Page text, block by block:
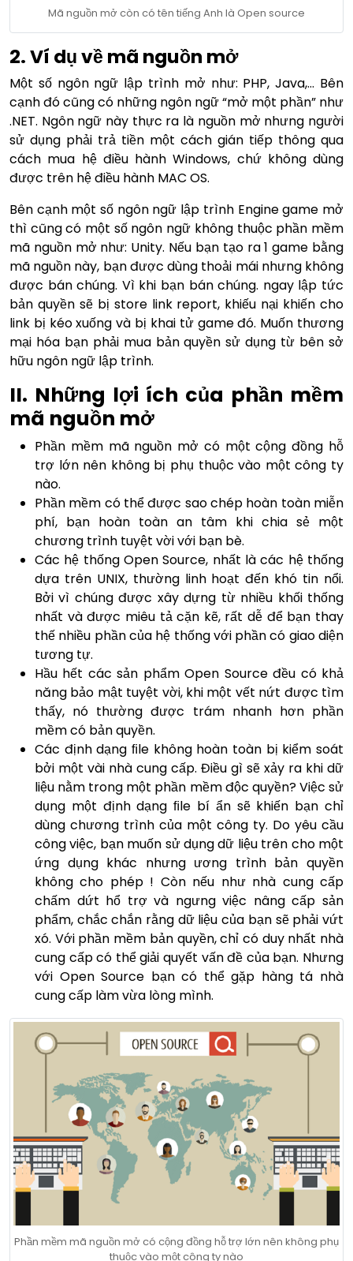
Mã nguồn mở còn có tên tiếng Anh là Open source
2. Ví dụ về mã nguồn mở
Một số ngôn ngữ lập trình mở như: PHP, Java,… Bên
cạnh đó cũng có những ngôn ngữ “mở một phần” như
.NET. Ngôn ngữ này thực ra là nguồn mở nhưng người
sử dụng phải trả tiền một cách gián tiếp thông qua
cách mua hệ điều hành Windows, chứ không dùng
được trên hệ điều hành MAC OS.
Bên cạnh một số ngôn ngữ lập trình Engine game mở
thì cũng có một số ngôn ngữ không thuộc phần mềm
mã nguồn mở như: Unity. Nếu bạn tạo ra 1 game bằng
mã nguồn này, bạn được dùng thoải mái nhưng không
được bán chúng. Vì khi bạn bán chúng. ngay lập tức
bản quyền sẽ bị store link report, khiếu nại khiến cho
link bị kéo xuống và bị khai tử game đó. Muốn thương
mại hóa bạn phải mua bản quyền sử dụng từ bên sở
hữu ngôn ngữ lập trình.
II. Những lợi ích của phần mềm
mã nguồn mở
Phần mềm mã nguồn mở có một cộng đồng hỗ
trợ lớn nên không bị phụ thuộc vào một công ty
nào.
Phần mềm có thể được sao chép hoàn toàn miễn
phí, bạn hoàn toàn an tâm khi chia sẻ một
chương trình tuyệt vời với bạn bè.
Các hệ thống Open Source, nhất là các hệ thống
dựa trên UNIX, thường linh hoạt đến khó tin nổi.
Bởi vì chúng được xây dựng từ nhiều khối thống
nhất và được miêu tả cặn kẽ, rất dễ để bạn thay
thế nhiều phần của hệ thống với phần có giao diện
tương tự.
Hầu hết các sản phẩm Open Source đều có khả
năng bảo mật tuyệt vời, khi một vết nứt được tìm
thấy, nó thường được trám nhanh hơn phần
mềm có bản quyền.
Các định dạng ﬁle không hoàn toàn bị kiểm soát
bởi một vài nhà cung cấp. Điều gì sẽ xảy ra khi dữ
liệu nằm trong một phần mềm độc quyền? Việc sử
dụng một định dạng ﬁle bí ẩn sẽ khiến bạn chỉ
dùng chương trình của một công ty. Do yêu cầu
công việc, bạn muốn sử dụng dữ liệu trên cho một
ứng dụng khác nhưng ương trình bản quyền
không cho phép ! Còn nếu như nhà cung cấp
chấm dứt hổ trợ và ngưng việc nâng cấp sản
phẩm, chắc chắn rằng dữ liệu của bạn sẽ phải vứt
xó. Với phần mềm bản quyền, chỉ có duy nhất nhà
cung cấp có thể giải quyết vấn đề của bạn. Nhưng
với Open Source bạn có thể gặp hàng tá nhà
cung cấp làm vừa lòng mình.
Phần mềm mã nguồn mở có cộng đồng hỗ trợ lớn nên không phụ
thuộc vào một công ty nào